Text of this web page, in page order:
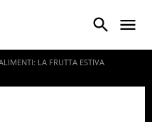
LA FRUTTA ESTIVA